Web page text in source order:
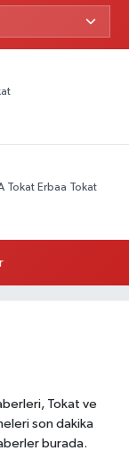
Tokat Erbaa Tokat
Tokat ve
son dakika
burada.